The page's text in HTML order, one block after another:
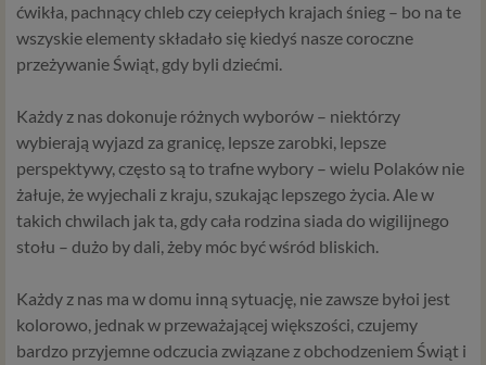
ćwikła, pachnący chleb czy ceiepłych krajach śnieg – bo na te
wszyskie elementy składało się kiedyś nasze coroczne
przeżywanie Świąt, gdy byli dziećmi.
Każdy z nas dokonuje różnych wyborów – niektórzy
wybierają wyjazd za granicę, lepsze zarobki, lepsze
perspektywy, często są to trafne wybory – wielu Polaków nie
żałuje, że wyjechali z kraju, szukając lepszego życia. Ale w
takich chwilach jak ta, gdy cała rodzina siada do wigilijnego
stołu – dużo by dali, żeby móc być wśród bliskich.
Każdy z nas ma w domu inną sytuację, nie zawsze byłoi jest
kolorowo, jednak w przeważającej większości, czujemy
bardzo przyjemne odczucia związane z obchodzeniem Świąt i